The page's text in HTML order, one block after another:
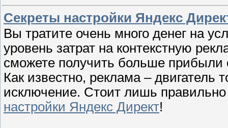
Секреты настройки Яндекс
Вы тратите очень много денег на
уровень затрат на контекстную
сможете получить больше
Как известно, реклама – двигатель
исключение. Стоит лишь
настройки Яндекс Директ!